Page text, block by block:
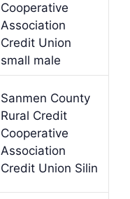
Cooperative
Association
Credit Union
small male
Sanmen County
Rural Credit
Cooperative
Association
Credit Union Silin